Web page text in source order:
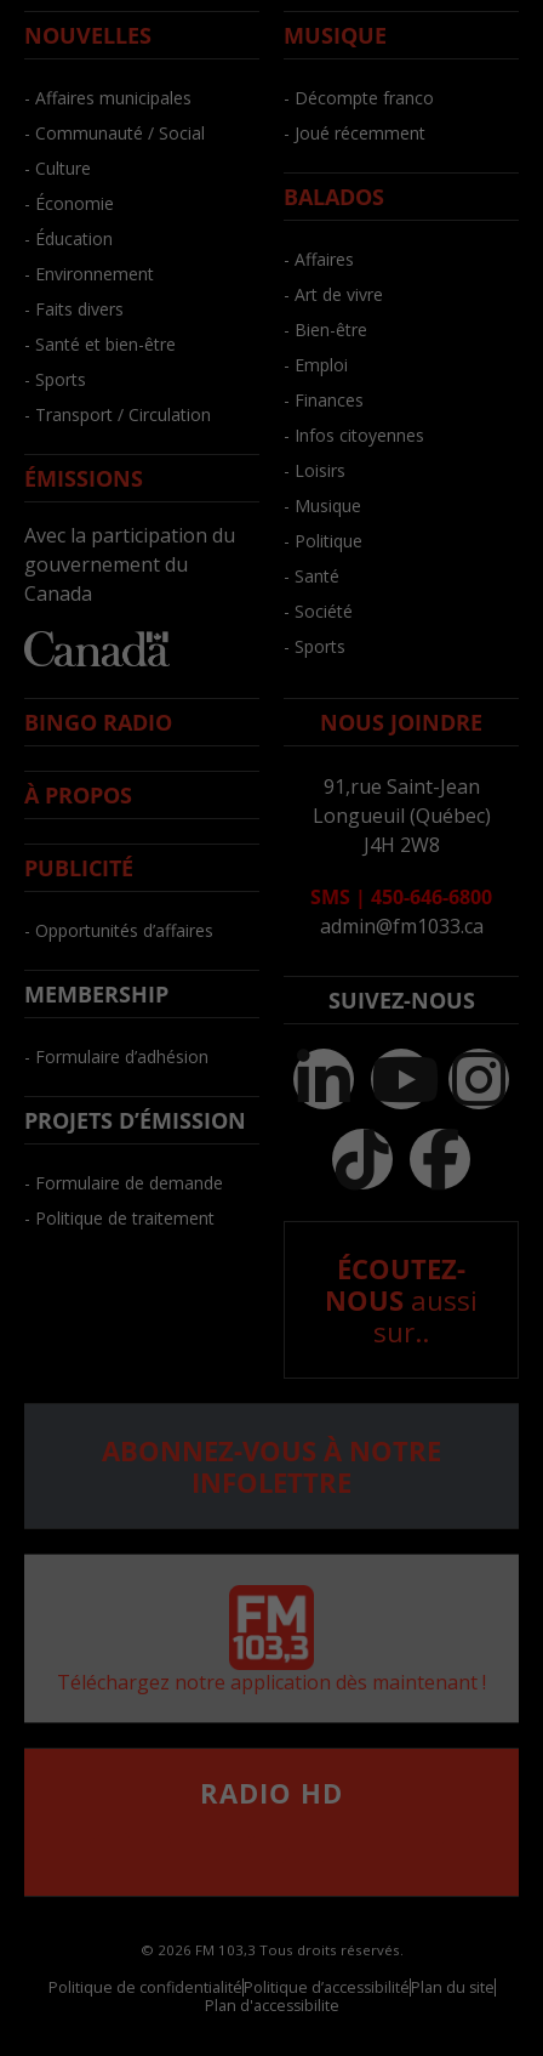
NOUVELLES
- Affaires municipales
- Communauté / Social
- Culture
- Économie
- Éducation
- Environnement
- Faits divers
- Santé et bien-être
- Sports
- Transport / Circulation
ÉMISSIONS
Avec la participation du
gouvernement du
Canada
MUSIQUE
- Décompte franco
- Joué récemment
BALADOS
- Affaires
- Art de vivre
- Bien-être
- Emploi
- Finances
- Infos citoyennes
- Loisirs
- Musique
- Politique
- Santé
- Société
- Sports
BINGO RADIO
À PROPOS
PUBLICITÉ
- Opportunités d’affaires
MEMBERSHIP
- Formulaire d’adhésion
PROJETS D’ÉMISSION
- Formulaire de demande
- Politique de traitement
NOUS JOINDRE
91,rue Saint-Jean
Longueuil (Québec)
J4H 2W8
SMS | 450-646-6800
admin@fm1033.ca
SUIVEZ-NOUS
ÉCOUTEZ-
NOUS aussi
sur..
ABONNEZ-VOUS À NOTRE
INFOLETTRE
Téléchargez notre application dès maintenant !
RADIO HD
© 2026 FM 103,3 Tous droits réservés.
Politique de confidentialitéPolitique d’accessibilitéPlan du site
Plan d'accessibilite